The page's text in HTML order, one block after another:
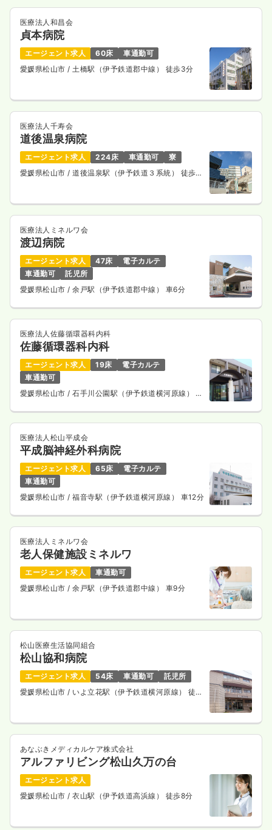
医療法人和昌会
貞本病院
エージェント求人 60床
車通勤可
愛媛県松山市/ 土橋駅（伊予鉄道郡中線） 徒歩3分
医療法人千寿会
道後温泉病院
エージェント求人 224床 車通勤可
寮
愛媛県松山市/ 道後温泉駅（伊予鉄道３系統） 徒歩12
医療法人ミネルワ会
渡辺病院
エージェント求人 47床
電子カルテ
車通勤可
託児所
愛媛県松山市 / 余戸駅（伊予鉄道郡中線） 車6分
医療法人佐藤循環器科内科
佐藤循環器科内科
エージェント求人 19床
電子カルテ
車通勤可
愛媛県松山市 / 石手川公園駅（伊予鉄道横河原線） 徒
医療法人松山平成会
平成脳神経外科病院
エージェント求人 65床
電子カルテ
車通勤可
愛媛県松山市 / 福音寺駅（伊予鉄道横河原線） 車12分
医療法人ミネルワ会
老人保健施設ミネルワ
エージェント求人
車通勤可
愛媛県松山市/ 余戸駅（伊予鉄道郡中線） 車9分
松山医療生活協同組合
松山協和病院
エージェント求人 54床 車通勤可
託児所
愛媛県松山市/ いよ立花駅（伊予鉄道横河原線） 徒歩
あなぶきメディカルケア株式会社
アルファリビング松山久万の台
エージェント求人
愛媛県松山市/ 衣山駅（伊予鉄道高浜線） 徒歩8分